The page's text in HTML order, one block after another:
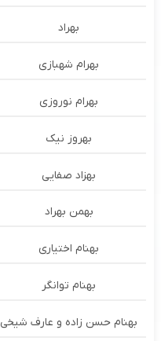
بهراد
بهرام شهبازی
بهرام نوروزی
بهروز نیک
بهزاد صفایی
بهمن بهراد
بهنام اختیاری
بهنام توانگر
بهنام حسن زاده و عارف شیخی